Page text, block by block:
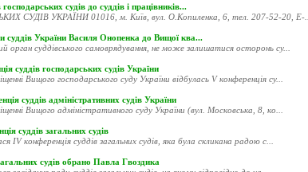
судів до суддів і працівників...
СУДІВ УКРАЇНИ 01016, м. Київ, вул. О.Копиленка, 6, тел. 207-52-20, E-...
суддів України Василя Онопенка до Вищої ква...
орган суддівського самоврядування, не може залишатися осторонь су...
суддів господарських судів України
Вищого господарського суду України відбулась V конференція су...
суддів адміністративних судів України
Вищого адміністративного суду України (вул. Московська, 8, ко...
суддів загальних судів
ІV конференція суддів загальних судів, яка була скликана радою с...
судів обрано Павла Гвоздика